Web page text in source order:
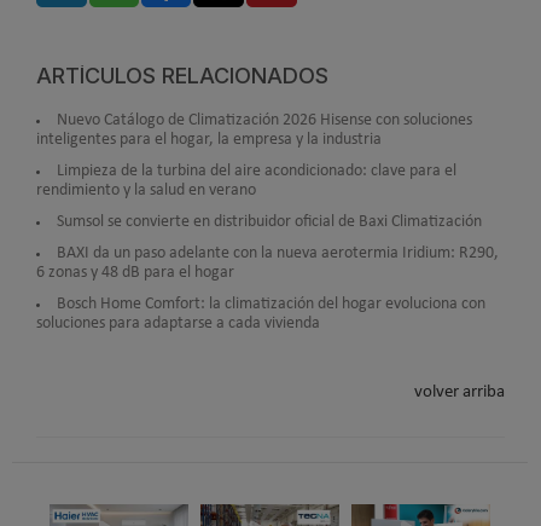
ARTÍCULOS RELACIONADOS
Nuevo Catálogo de Climatización 2026 Hisense con soluciones
inteligentes para el hogar, la empresa y la industria
Limpieza de la turbina del aire acondicionado: clave para el
rendimiento y la salud en verano
Sumsol se convierte en distribuidor oficial de Baxi Climatización
BAXI da un paso adelante con la nueva aerotermia Iridium: R290,
6 zonas y 48 dB para el hogar
Bosch Home Comfort: la climatización del hogar evoluciona con
soluciones para adaptarse a cada vivienda
volver arriba